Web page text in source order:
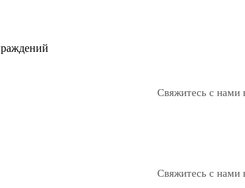
Свяжитесь с нами
Свяжитесь с нами